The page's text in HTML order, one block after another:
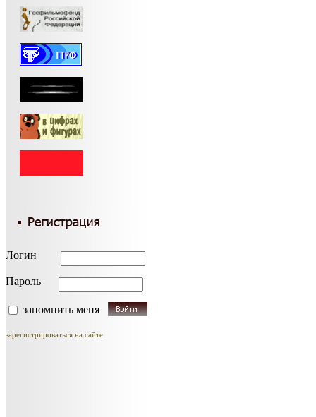
Логин
Пароль
запомнить меня
зарегистрироваться на сайте